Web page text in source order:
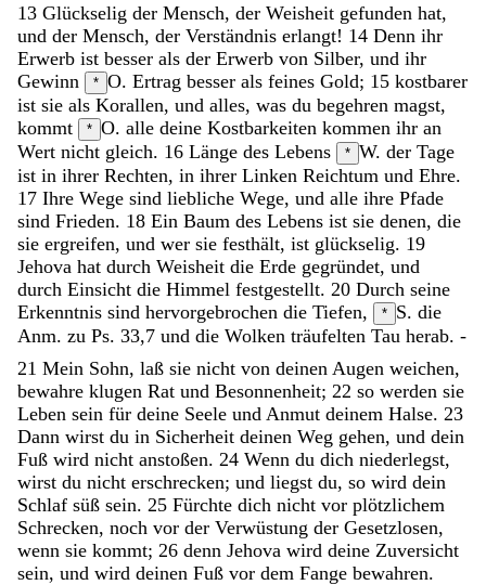
13 Glückselig der Mensch, der Weisheit gefunden hat,
und der Mensch, der Verständnis erlangt! 14 Denn ihr
Erwerb ist besser als der Erwerb von Silber, und ihr
Gewinn
* O. Ertrag besser als feines Gold; 15 kostbarer
ist sie als Korallen, und alles, was du begehren magst,
kommt
* O. alle deine Kostbarkeiten kommen ihr an
Wert nicht gleich. 16 Länge des Lebens * W. der Tage
ist in ihrer Rechten, in ihrer Linken Reichtum und Ehre.
17 Ihre Wege sind liebliche Wege, und alle ihre Pfade
sind Frieden. 18 Ein Baum des Lebens ist sie denen, die
sie ergreifen, und wer sie festhält, ist glückselig. 19
Jehova hat durch Weisheit die Erde gegründet, und
durch Einsicht die Himmel festgestellt. 20 Durch seine
Erkenntnis sind hervorgebrochen die Tiefen, * S. die
Anm. zu Ps. 33,7 und die Wolken träufelten Tau herab. -
21 Mein Sohn, laß sie nicht von deinen Augen weichen,
bewahre klugen Rat und Besonnenheit; 22 so werden sie
Leben sein für deine Seele und Anmut deinem Halse. 23
Dann wirst du in Sicherheit deinen Weg gehen, und dein
Fuß wird nicht anstoßen. 24 Wenn du dich niederlegst,
wirst du nicht erschrecken; und liegst du, so wird dein
Schlaf süß sein. 25 Fürchte dich nicht vor plötzlichem
Schrecken, noch vor der Verwüstung der Gesetzlosen,
wenn sie kommt; 26 denn Jehova wird deine Zuversicht
sein, und wird deinen Fuß vor dem Fange bewahren.